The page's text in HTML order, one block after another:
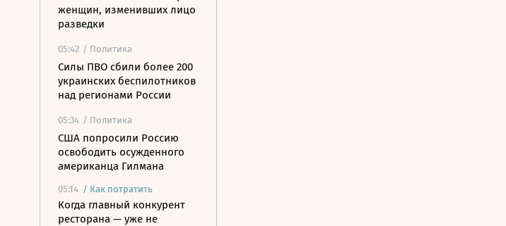
женщин, изменивших лицо
разведки
05:42 / Политика
Силы ПВО сбили более 200
украинских беспилотников
над регионами России
05:34 / Политика
США попросили Россию
освободить осужденного
американца Гилмана
05:14 / Как потратить
Когда главный конкурент
ресторана — уже не